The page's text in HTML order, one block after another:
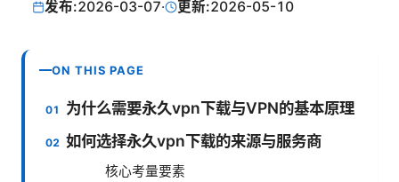
发布:2026-03-07· 更新:2026-05-10
ON THIS PAGE
为什么需要永久vpn下载与VPN的基本原理
如何选择永久vpn下载的来源与服务商
核心考量要素